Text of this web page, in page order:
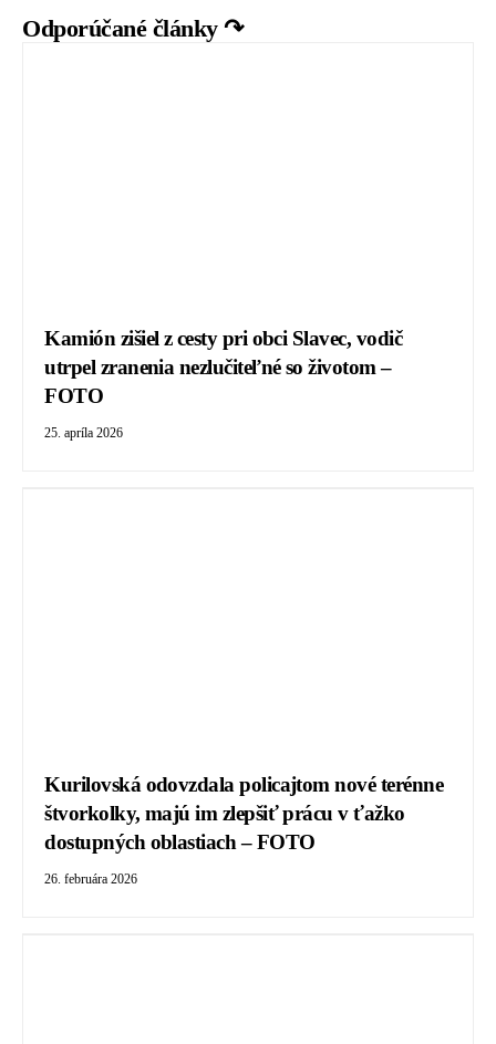
Odporúčané články ↷
Kamión zišiel z cesty pri obci Slavec, vodič
utrpel zranenia nezlučiteľné so životom –
FOTO
25. apríla 2026
Kurilovská odovzdala policajtom nové terénne
štvorkolky, majú im zlepšiť prácu v ťažko
dostupných oblastiach – FOTO
26. februára 2026